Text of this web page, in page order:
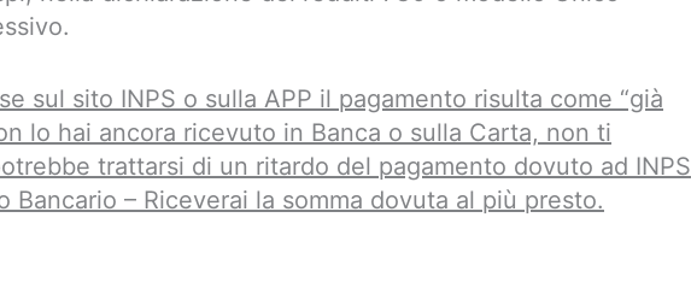
sul sito INPS o sulla APP il pagamento risulta come “già
lo hai ancora ricevuto in Banca o sulla Carta, non ti
trattarsi di un ritardo del pagamento dovuto ad INPS
Bancario – Riceverai la somma dovuta al più presto.